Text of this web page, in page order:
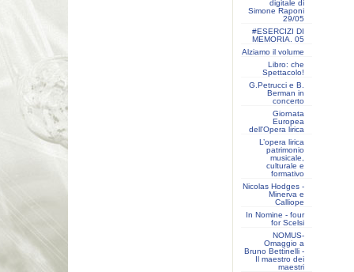
digitale di
Simone Raponi
29/05
#ESERCIZI DI
MEMORIA. 05
Alziamo il volume
Libro: che
Spettacolo!
G.Petrucci e B.
Berman in
concerto
Giornata
Europea
dell'Opera lirica
L’opera lirica
patrimonio
musicale,
culturale e
formativo
Nicolas Hodges -
Minerva e
Calliope
In Nomine - four
for Scelsi
NOMUS-
Omaggio a
Bruno Bettinelli -
Il maestro dei
maestri